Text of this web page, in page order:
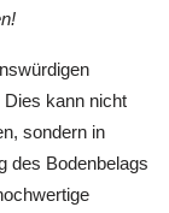
Dies kann nicht
sondern in
des Bodenbelags